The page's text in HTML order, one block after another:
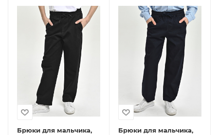
Брюки для мальчика,
Брюки для мальчика,